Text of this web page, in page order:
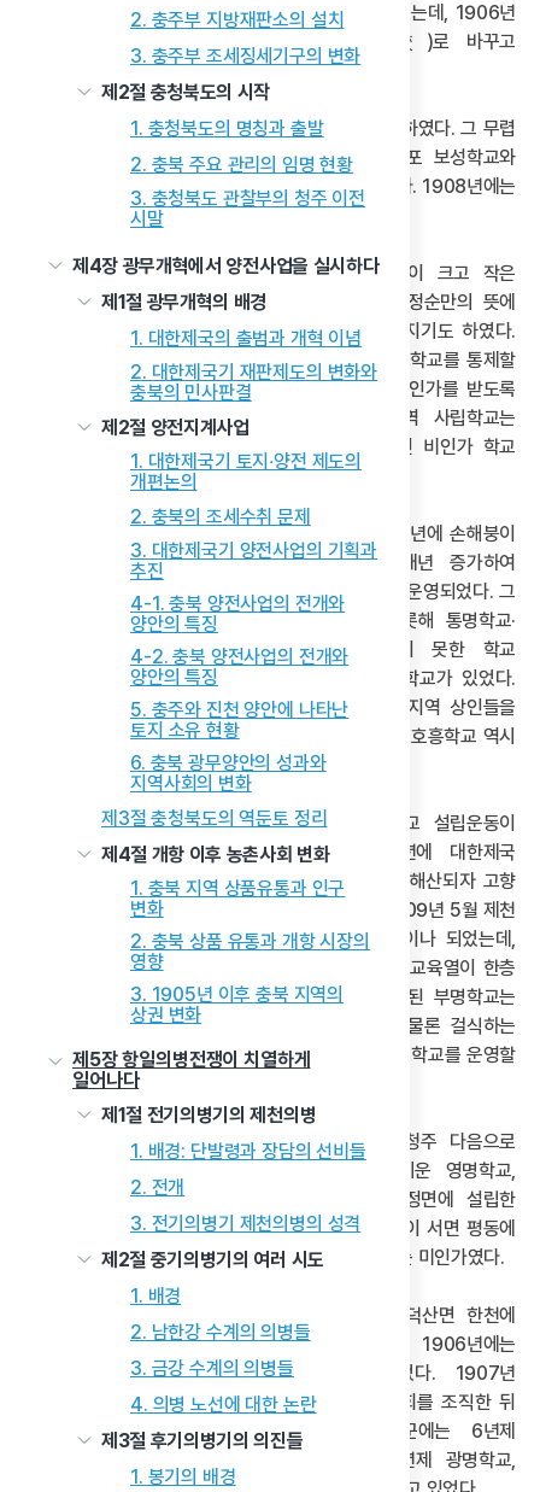
2. 충주부 지방재판소의 설치
3. 충주부 조세징세기구의 변화
제2절 충청북도의 시작
1. 충청북도의 명칭과 출발
2. 충북 주요 관리의 임명 현황
3. 충청북도 관찰부의 청주 이전
시말
제4장 광무개혁에서 양전사업을 실시하다
제1절 광무개혁의 배경
1. 대한제국의 출범과 개혁 이념
2. 대한제국기 재판제도의 변화와
충북의 민사판결
제2절 양전지계사업
1. 대한제국기 토지‧양전 제도의
개편논의
2. 충북의 조세수취 문제
3. 대한제국기 양전사업의 기획과
추진
4-1. 충북 양전사업의 전개와
양안의 특징
4-2. 충북 양전사업의 전개와
양안의 특징
5. 충주와 진천 양안에 나타난
토지 소유 현황
6. 충북 광무양안의 성과와
지역사회의 변화
제3절 충청북도의 역둔토 정리
제4절 개항 이후 농촌사회 변화
1. 충북 지역 상품유통과 인구
변화
2. 충북 상품 유통과 개항 시장의
영향
3. 1905년 이후 충북 지역의
상권 변화
제5장 항일의병전쟁이 치열하게
일어나다
제1절 전기의병기의 제천의병
1. 배경: 단발령과 장담의 선비들
2. 전개
3. 전기의병기 제천의병의 성격
제2절 중기의병기의 여러 시도
1. 배경
2. 남한강 수계의 의병들
3. 금강 수계의 의병들
4. 의병 노선에 대한 논란
제3절 후기의병기의 의진들
1. 봉기의 배경
1906년 3월 이후부터는 청호학교 운영에 전념하였는데, 1906년
9월에는 교명도 보성중학교(普成中學校)로 바꾸고
중등교육기관으로 확대 개편하였다.
이때 민영은은 무려 1,000원에 이르는 거금을 기부하였다. 그 무렵
청주 보성중학교 교장이었던 정영택은 아산의 둔포 보성학교와
온양의 온양 보성학교를 설립하고 교장을 겸직하였다. 1908년에는
측량학교를 청주 보성중학교 부설로 설립하였다.
그밖에 청주 지역에는 1905년부터 1909년 사이 크고 작은
사립학교가 설립되었다. 1906년에는 독립운동가 정순만의 뜻에
따라 그의 고향인 옥산 덕촌리에 덕신학교가 세워지기도 하였다.
그러자 통감부는 전국 곳곳에서 세워지고 있는 사립학교를 통제할
목적으로 1908년 8월에 ‘사립학교령’을 공표하여 인가를 받도록
하였다. 그 결과 1909년에 인가받은 청주 지역 사립학교는
보성학교·청남학교·문동학교 등 10개교와 공식적인 비인가 학교
2개교, 그리고 종교학교 5개교가 있었다.
이런 상황은 충주도 마찬가지였다. 충주 역시 1906년에 손해붕이
충주 용산리에 설립한 돈명학교를 시작으로 매년 증가하여
1909년까지 총 9개 교의 다양한 사립학교가 설립· 운영되었다. 그
가운데 1909년에 인가된 학교는 돈명학교를 비롯해 통명학교·
신명학교· 소흥학교 등 4개교뿐이다. 인가받지 못한 학교
가운데에는 1908년에 북감리회에 설립한 여자중학교가 있었다.
충주 목계에 설립된 통명학교는 1909년 12월에 지역 상인들을
위해 노동야학교를 부설로 설립하였고, 가흥에 있던 호흥학교 역시
1910년 초 부설로 노동학교를 운영하였다.
제천은 청주와 충주지역에 비해 다소 늦게 학교 설립운동이
전개되었다. 1879년 제천 출신으로서 1898년에 대한제국
무관학교를 졸업한 황학수는 1907년 군대가 강제 해산되자 고향
제천으로 내려와 동명학교를 설립해 운영하였다. 1909년 5월 제천
서면 원서리에 위치한 흥명학교는 학생이 140명이나 되었는데,
1909년 6월에 기호흥학회 제천지회가 설립되면서 교육열이 한층
고조되었다. 기호흥학회 제천지회 창립의 모태가 된 부명학교는
1909년에 설립되었다. 이 과정에서 백정의 처는 물론 걸식하는
장애아이도 설립 기금을 내어 총 2,400원을 모금해 학교를 운영할
수 있었다.
그 결과 제천은 1909년 현재 충북 지역에서 청주 다음으로
인가받은 학교가 많았는데, 유영기가 청풍에 세운 영명학교,
이제상이 원정면에 세운 정명학교, 권도상이 원정면에 설립한
찬명학교, 심상윤이 현우면에 세운 부명학교·민영복이 서면 평동에
설립한 흥명학교 등이 있었다. 박명학교와 흥명학교는 미인가였다.
진천에서는 이주경과 박해숙이 1905년에 진천 덕산면 한천에
일어학교를 설립하고 일본인 교사를 초빙하였다. 1906년에는
이택응 진천군수 주도로 문명학교가 설립되었다. 1907년
광혜원에서는 기생인 취란(翠蘭) 등이 여자교육회를 조직한 뒤
부설로 사립여학교를 세웠다. 1909년 진천군에는 6년제
문명학교를 비롯해 정운직이 광혜원에 세운 3년제 광명학교,